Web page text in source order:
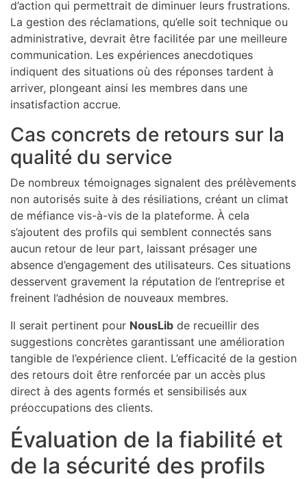
d’action qui permettrait de diminuer leurs frustrations.
La gestion des réclamations, qu’elle soit technique ou
administrative, devrait être facilitée par une meilleure
communication. Les expériences anecdotiques
indiquent des situations où des réponses tardent à
arriver, plongeant ainsi les membres dans une
insatisfaction accrue.
Cas concrets de retours sur la
qualité du service
De nombreux témoignages signalent des prélèvements
non autorisés suite à des résiliations, créant un climat
de méfiance vis-à-vis de la plateforme. À cela
s’ajoutent des profils qui semblent connectés sans
aucun retour de leur part, laissant présager une
absence d’engagement des utilisateurs. Ces situations
desservent gravement la réputation de l’entreprise et
freinent l’adhésion de nouveaux membres.
Il serait pertinent pour NousLib de recueillir des
suggestions concrètes garantissant une amélioration
tangible de l’expérience client. L’efficacité de la gestion
des retours doit être renforcée par un accès plus
direct à des agents formés et sensibilisés aux
préoccupations des clients.
Évaluation de la fiabilité et
de la sécurité des profils